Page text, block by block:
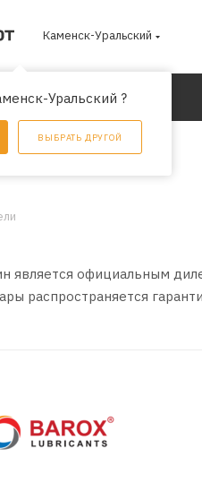
Каменск-Уральский
Уральский ?
ВЫБРАТЬ ДРУГОЙ
АКЦИИ
является официальным
распространяется